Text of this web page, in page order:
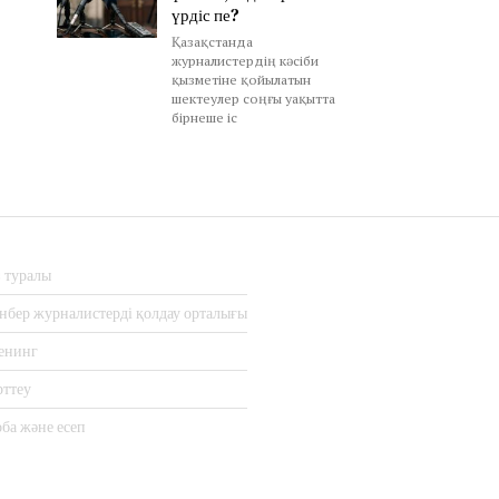
үрдіс пе?
Қазақстанда
журналистердің кәсіби
қызметіне қойылатын
шектеулер соңғы уақытта
бірнеше іс
туралы
журналистерді қолдау орталығы
және есеп